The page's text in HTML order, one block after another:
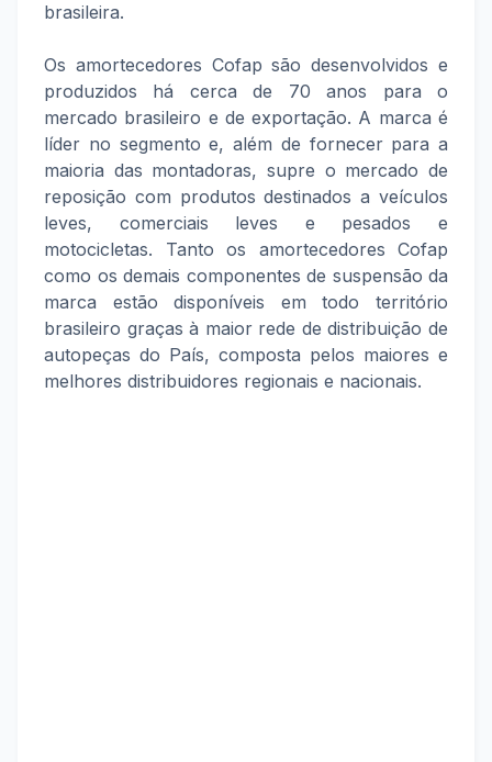
brasileira.
Os amortecedores Cofap são desenvolvidos e
produzidos há cerca de 70 anos para o
mercado brasileiro e de exportação. A marca é
líder no segmento e, além de fornecer para a
maioria das montadoras, supre o mercado de
reposição com produtos destinados a veículos
leves, comerciais leves e pesados e
motocicletas. Tanto os amortecedores Cofap
como os demais componentes de suspensão da
marca estão disponíveis em todo território
brasileiro graças à maior rede de distribuição de
autopeças do País, composta pelos maiores e
melhores distribuidores regionais e nacionais.